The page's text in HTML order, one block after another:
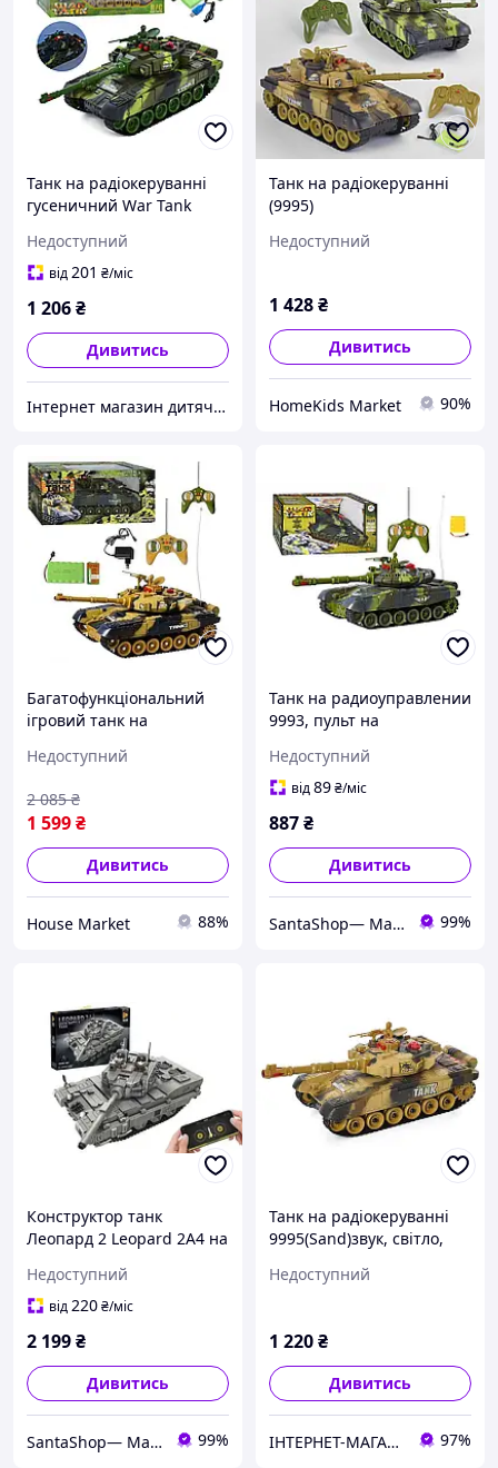
Танк на радіокеруванні
гусеничний War Tank
Недоступний
від201 ₴/міс
1 206₴
Дивитись
Інтернет магазин дитячих товарів children-shop
Танк на радіокеруванні
(9995)
Недоступний
1 428₴
Дивитись
HomeKids Market 90%
Багатофункціональний
ігровий танк на
світлові ефекти, 9995
Недоступний
1 599₴
2 085 ₴
Дивитись
House Market 88%
Танк на радиоуправлении
9993, пульт на
Недоступний
від89₴/міс
887₴
Дивитись
SantaShop— Магазин дитячих іграшок 99%
Конструктор танк
Леопард 2 Leopard 2A4 на
676002
Недоступний
від220₴/міс
2 199₴
Дивитись
SantaShop— Магазин дитячих іграшок 99%
Танк на радіокеруванні
9995(Sand)звук, світло,
Недоступний
1 220₴
Дивитись
IНТЕРНЕТ-МАГАЗИН "МІЙ ДОМОВИЙ" 97%